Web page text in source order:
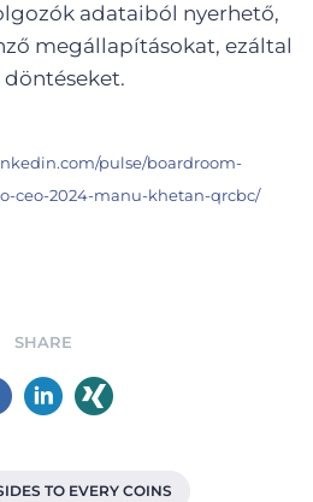
SHARE
adataiból nyerhető,
megállapításokat, ezáltal
pulse/boardroom-
ceo-2024-manu-khetan-qrcbc/
TO EVERY COINS